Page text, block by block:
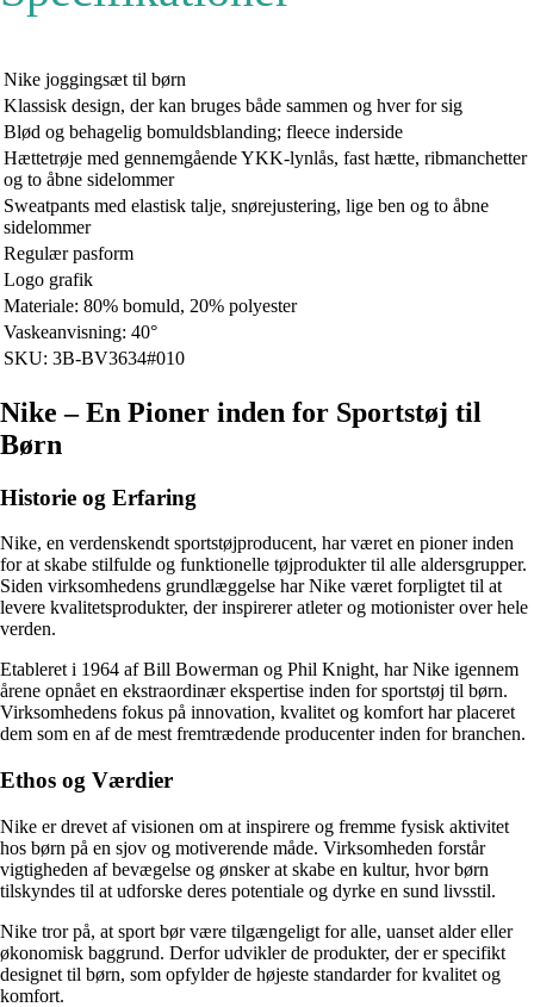
Nike joggingsæt til børn
Klassisk design, der kan bruges både sammen og hver for sig
Blød og behagelig bomuldsblanding; fleece inderside
Hættetrøje med gennemgående YKK-lynlås, fast hætte, ribmanchetter
og to åbne sidelommer
Sweatpants med elastisk talje, snørejustering, lige ben og to åbne
sidelommer
Regulær pasform
Logo grafik
Materiale: 80% bomuld, 20% polyester
Vaskeanvisning: 40°
SKU: 3B-BV3634#010
Nike – En Pioner inden for Sportstøj til
Børn
Historie og Erfaring
Nike, en verdenskendt sportstøjproducent, har været en pioner inden
for at skabe stilfulde og funktionelle tøjprodukter til alle aldersgrupper.
Siden virksomhedens grundlæggelse har Nike været forpligtet til at
levere kvalitetsprodukter, der inspirerer atleter og motionister over hele
verden.
Etableret i 1964 af Bill Bowerman og Phil Knight, har Nike igennem
årene opnået en ekstraordinær ekspertise inden for sportstøj til børn.
Virksomhedens fokus på innovation, kvalitet og komfort har placeret
dem som en af de mest fremtrædende producenter inden for branchen.
Ethos og Værdier
Nike er drevet af visionen om at inspirere og fremme fysisk aktivitet
hos børn på en sjov og motiverende måde. Virksomheden forstår
vigtigheden af bevægelse og ønsker at skabe en kultur, hvor børn
tilskyndes til at udforske deres potentiale og dyrke en sund livsstil.
Nike tror på, at sport bør være tilgængeligt for alle, uanset alder eller
økonomisk baggrund. Derfor udvikler de produkter, der er specifikt
designet til børn, som opfylder de højeste standarder for kvalitet og
komfort.